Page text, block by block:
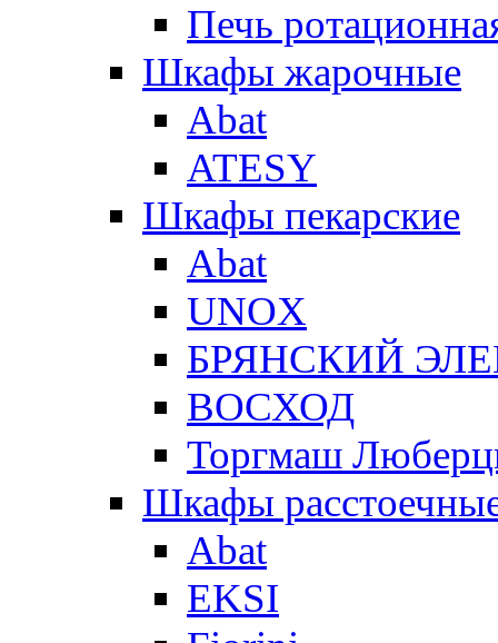
Печь
Шкафы жарочные
Abat
ATESY
Шкафы пекарские
Abat
UNOX
БРЯНСКИЙ
ВОСХОД
Торгмаш
Шкафы
Abat
EKSI